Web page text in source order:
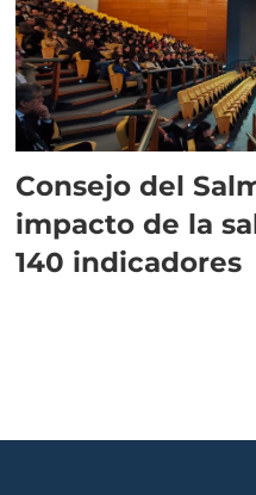
Consejo del
impacto de la
140 indicadores